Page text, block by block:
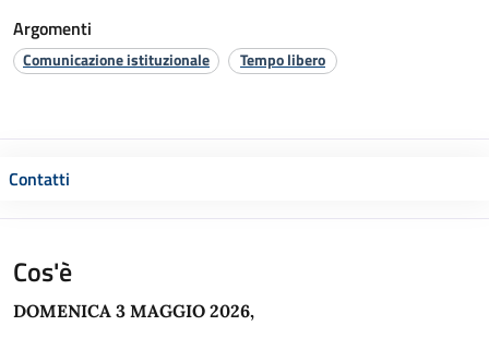
Argomenti
Comunicazione istituzionale Tempo libero
Contatti
Cos'è
DOMENICA 3 MAGGIO 2026,